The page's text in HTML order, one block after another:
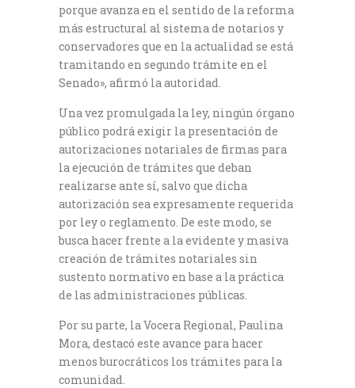
porque avanza en el sentido de la reforma
más estructural al sistema de notarios y
conservadores que en la actualidad se está
tramitando en segundo trámite en el
Senado», afirmó la autoridad.
Una vez promulgada la ley, ningún órgano
público podrá exigir la presentación de
autorizaciones notariales de firmas para
la ejecución de trámites que deban
realizarse ante sí, salvo que dicha
autorización sea expresamente requerida
por ley o reglamento. De este modo, se
busca hacer frente a la evidente y masiva
creación de trámites notariales sin
sustento normativo en base a la práctica
de las administraciones públicas.
Por su parte, la Vocera Regional, Paulina
Mora, destacó este avance para hacer
menos burocráticos los trámites para la
comunidad.